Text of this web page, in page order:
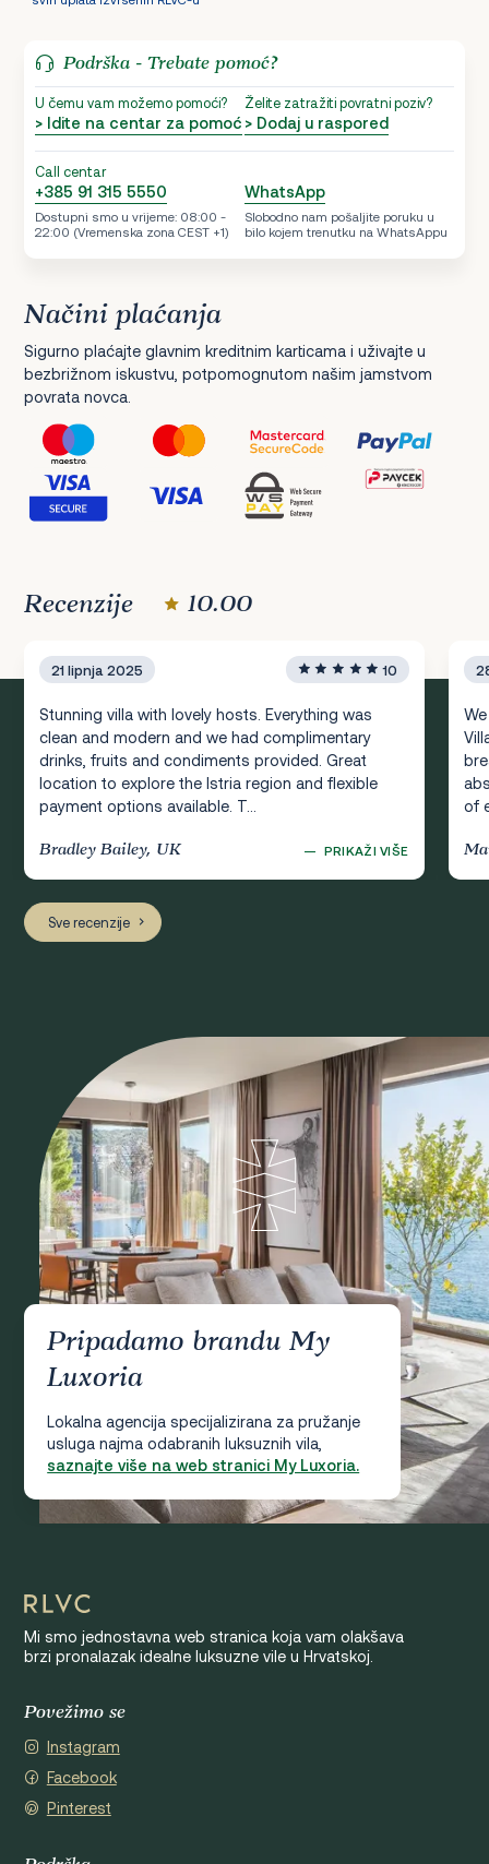
Podrška - Trebate pomoć?
U čemu vam možemo pomoći?
> Idite na centar za pomoć
Želite zatražiti povratni poziv?
> Dodaj u raspored
Call centar
+385 91 315 5550
Dostupni smo u vrijeme: 08:00 -
22:00 (Vremenska zona CEST +1)
WhatsApp
Slobodno nam pošaljite poruku u
bilo kojem trenutku na WhatsAppu
Načini plaćanja
Sigurno plaćajte glavnim kreditnim karticama i uživajte u
bezbrižnom iskustvu, potpomognutom našim jamstvom
povrata novca.
Recenzije 10.00
21 lipnja 2025 10
Stunning villa with lovely hosts. Everything was
clean and modern and we had complimentary
drinks, fruits and condiments provided. Great
location to explore the Istria region and flexible
payment options available. T...
Bradley Bailey, UK — PRIKAŽI VIŠE
of
Sve recenzije
Pripadamo brandu My
Luxoria
Lokalna agencija specijalizirana za pružanje
usluga najma odabranih luksuznih vila,
saznajte više na web stranici My Luxoria.
Mi smo jednostavna web stranica koja vam olakšava
brzi pronalazak idealne luksuzne vile u Hrvatskoj.
Povežimo se
Instagram
Facebook
Pinterest